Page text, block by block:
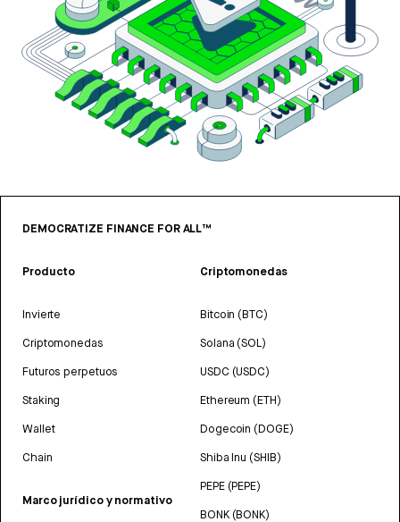
DEMOCRATIZE FINANCE FOR ALL™
Producto
Invierte
Criptomonedas
Futuros perpetuos
Staking
Wallet
Chain
Marco jurídico y normativo
Criptomonedas
Bitcoin (BTC)
Solana (SOL)
USDC (USDC)
Ethereum (ETH)
Dogecoin (DOGE)
Shiba Inu (SHIB)
PEPE (PEPE)
BONK (BONK)